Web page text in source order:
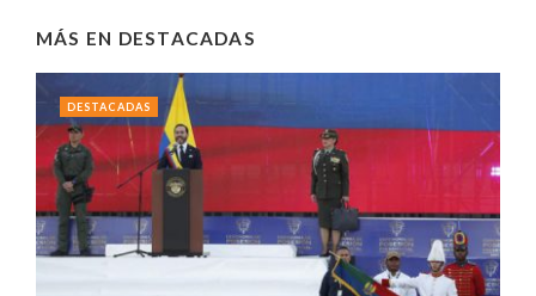
MÁS EN DESTACADAS
DESTACADAS